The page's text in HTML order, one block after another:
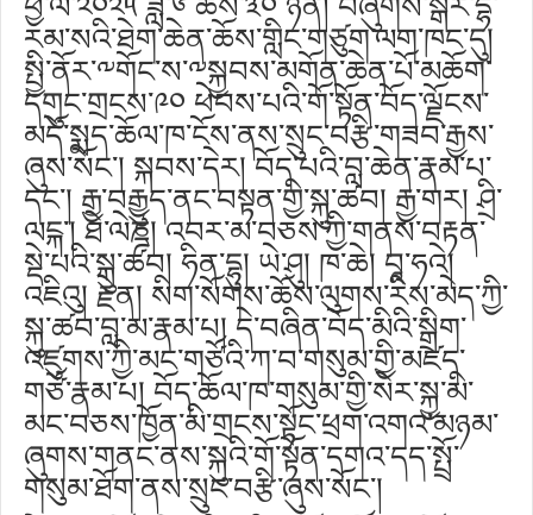
རམ་སའི་ཐེག་ཆེན་ཆོས་གླིང་གཙུག་ལག་ཁང་དུ།
སྤྱི་ནོར་༸གོང་ས་༸སྐྱབས་མགོན་ཆེན་པོ་མཆོག་
དགུང་གྲངས་༩༠ ཕེབས་པའི་གོ་སྟོན་བོད་ལྗོངས་
མདོ་སྨད་ཆོལ་ཁ་ངོས་ནས་སྲུང་བརྩི་གཟབ་རྒྱས་
ཞུས་སོང་། སྐབས་དེར། བོད་པའི་བླ་ཆེན་རྣམ་པ་
དང༌། རྒྱ་བརྒྱུད་ནང་བསྟན་གྱི་སྐུ་ཚབ། རྒྱ་གར། ཤྲི་
ལངྐ་། ཐེ་ལེཎྜ། འབར་མ་བཅས་ཀྱི་གནས་བརྟན་
སྡེ་པའི་སྐུ་ཚབ། ཧིན་དྷུ། ཡེ་ཤུ། ཁ་ཆེ། བཱ་ཧའེ།
འཇིའུ། རྗེན། སིག་སོགས་ཆོས་ལུགས་རིས་མེད་ཀྱི་
སྐུ་ཚབ་བླ་མ་རྣམ་པ། དེ་བཞིན་བོད་མིའི་སྒྲིག་
འཛུགས་ཀྱི་མང་གཙོའི་ཀ་བ་གསུམ་གྱི་མཛད་
གཙོ་རྣམ་པ། བོད་ཆོལ་ཁ་གསུམ་གྱི་སེར་སྐྱ་མི་
མང་བཅས་ཁྱོན་མི་གྲངས་སྟོང་ཕྲག་འགའ་མཉམ་
ཞུགས་གནང་ནས་སྐུའི་གོ་སྟོན་དགའ་དད་སྤྲོ་
གསུམ་ཐོག་ནས་སྲུང་བརྩི་ཞུས་སོང་།